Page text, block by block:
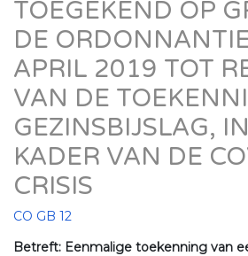
TOEGEKEND OP
DE
APRIL 2019 TOT
VAN DE
GEZINSBIJSLAG,
KADER VAN DE
CRISIS
CO GB 12
Betreft: Eenmalige toekenning van